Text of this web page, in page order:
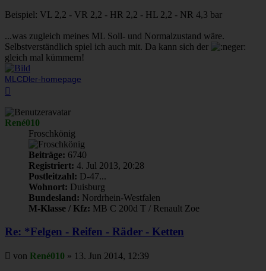
Beispiel: VL 2,2 - VR 2,2 - HR 2,2 - HL 2,2 - NR 4,3 bar
...was zugleich meines ML Soll- und Normalzustand wäre.
Selbstverständlich spiel ich auch mit. Da kann sich der
gleich mal kümmern!
MLCDler-homepage
René010
Froschkönig
Beiträge: 6740
Registriert: 4. Jul 2013, 20:28
Postleitzahl: D-47...
Wohnort: Duisburg
Bundesland: Nordrhein-Westfalen
M-Klasse / Kfz: MB C 200d T / Renault Zoe
Re: *Felgen - Reifen - Räder - Ketten
Beitrag
von René010 » 13. Jun 2014, 12:39